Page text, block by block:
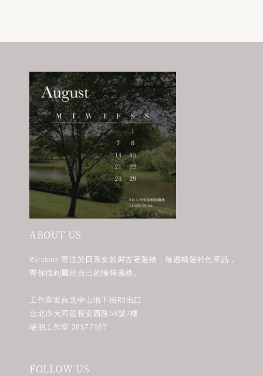
ABOUT US
REreburn 專注於日系女裝與古著選物，每週精選特色單品，
帶你找到屬於自己的獨特風格。
工作室近台北中山地下街R3出口
台北市大同區長安西路58號7樓
瑞朋工作室 38577587
FOLLOW US